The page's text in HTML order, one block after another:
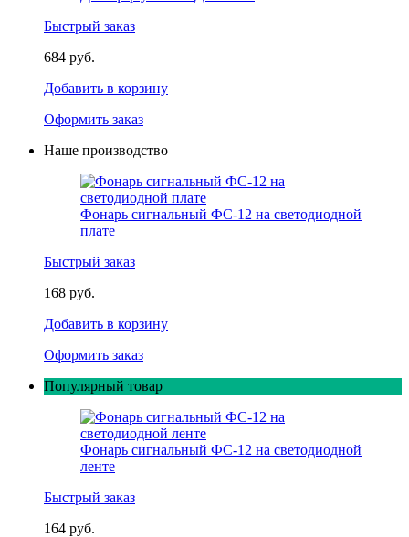
Быстрый заказ
684 руб.
Добавить в корзину
Оформить заказ
Наше производство
Фонарь сигнальный ФС-12 на светодиодной
плате
Быстрый заказ
168 руб.
Добавить в корзину
Оформить заказ
Популярный товар
Фонарь сигнальный ФС-12 на светодиодной
ленте
Быстрый заказ
164 руб.